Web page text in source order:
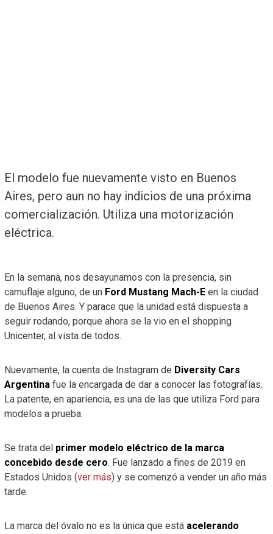
El modelo fue nuevamente visto en Buenos
Aires, pero aun no hay indicios de una próxima
comercialización. Utiliza una motorización
eléctrica.
En la semana, nos desayunamos con la presencia, sin
camuflaje alguno, de un Ford Mustang Mach-Een la ciudad
de Buenos Aires. Y parace que la unidad está dispuesta a
seguir rodando, porque ahora se la vio en el shopping
Unicenter, al vista de todos.
Nuevamente, la cuenta de Instagram de Diversity Cars
Argentinafue la encargada de dar a conocer las fotografías.
La patente, en apariencia, es una de las que utiliza Ford para
modelos a prueba.
Se trata del primer modelo eléctrico de la marca
concebido desde cero. Fue lanzado a fines de 2019 en
Estados Unidos (ver más) y se comenzó a vender un año más
tarde.
La marca del óvalo no es la única que está acelerando